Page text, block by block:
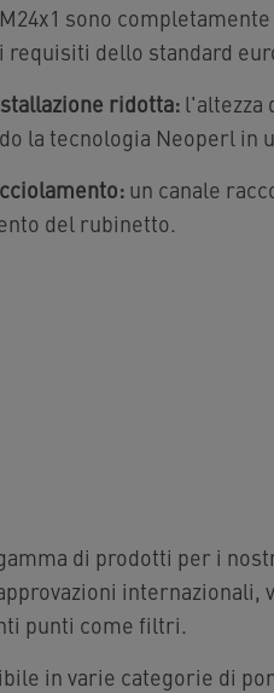
sono
requisiti dello standard
ridotta:l'altezza
la tecnologia Neoperl in
un canale
del rubinetto.
di prodotti per i
internazionali,
punti come filtri.
in varie categorie di